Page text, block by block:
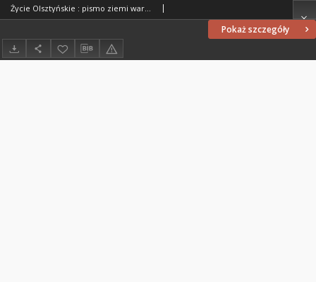
Pokaż szczegóły
Życie Olsztyńskie : pismo ziemi warmińsko-mazurskiej, 1952, nr 111